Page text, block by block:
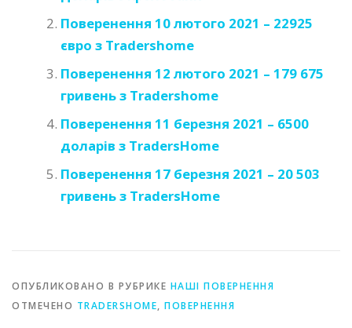
Поверенення 10 лютого 2021 – 22925
євро з Tradershome
Поверенення 12 лютого 2021 – 179 675
гривень з Tradershome
Поверенення 11 березня 2021 – 6500
доларів з TradersHome
Поверенення 17 березня 2021 – 20 503
гривень з TradersHome
ОПУБЛИКОВАНО В РУБРИКЕ НАШІ ПОВЕРНЕННЯ
ОТМЕЧЕНО TRADERSHOME, ПОВЕРНЕННЯ